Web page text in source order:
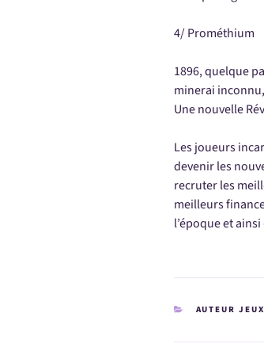
4/ Prométhium
1896, quelque
minerai
Une nouvelle
Les joueurs
devenir les
recruter les
meilleurs
l’époque et
CATÉGORIES
AUTEUR